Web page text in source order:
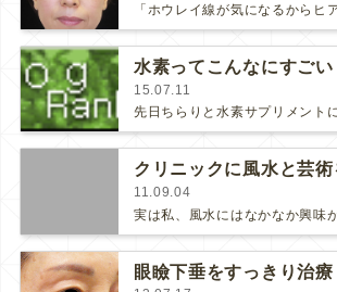
水素ってこんなにすごい
15.07.11
クリニックに風水と芸術
11.09.04
眼瞼下垂をすっきり治療